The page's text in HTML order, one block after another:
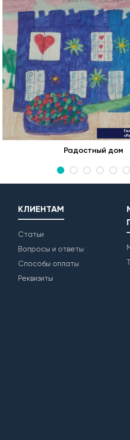
Радостный дом
КЛИЕНТАМ
Статьи
Вопросы и ответы
Способы оплаты
Реквизиты